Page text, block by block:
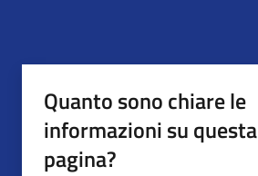
Quanto sono chiare le
informazioni su questa
pagina?